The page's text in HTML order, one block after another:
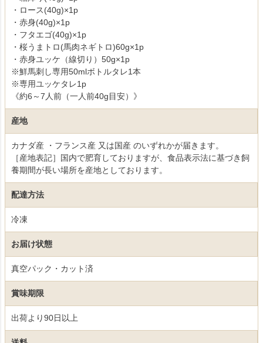
・ロース(40g)×1p
・赤身(40g)×1p
・フタエゴ(40g)×1p
・桜うまトロ(馬肉ネギトロ)60g×1p
・赤身ユッケ（線切り）50g×1p
※鮮馬刺し専用50mlボトルタレ1本
※専用ユッケタレ1p
《約6～7人前（一人前40g目安）》
産地
カナダ産 ・フランス産 又は国産 のいずれかが届きます。
［産地表記］国内で肥育しておりますが、食品表示法に基づき飼
養期間が長い場所を産地としております。
配達方法
冷凍
お届け状態
真空パック・カット済
賞味期限
出荷より90日以上